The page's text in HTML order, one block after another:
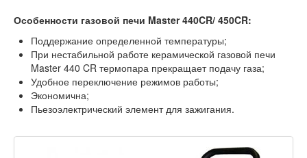
Особенности газовой печи Master 440CR/ 450CR:
Поддержание определенной температуры;
При нестабильной работе керамической газовой печи
Master 440 CR термопара прекращает подачу газа;
Удобное переключение режимов работы;
Экономична;
Пьезоэлектрический элемент для зажигания.